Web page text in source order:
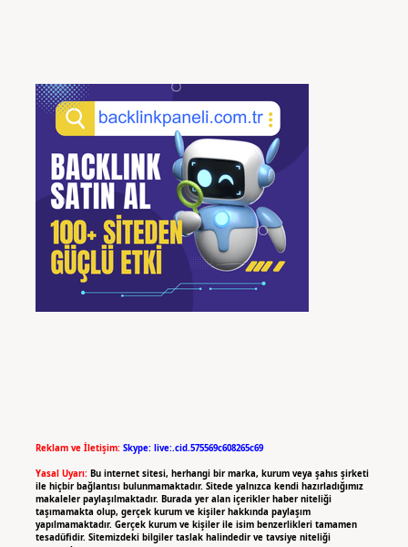
Reklam ve İletişim: Skype: live:.cid.575569c608265c69
Yasal Uyarı: Bu internet sitesi, herhangi bir marka, kurum veya şahıs şirketi
ile hiçbir bağlantısı bulunmamaktadır. Sitede yalnızca kendi hazırladığımız
makaleler paylaşılmaktadır. Burada yer alan içerikler haber niteliği
taşımamakta olup, gerçek kurum ve kişiler hakkında paylaşım
yapılmamaktadır. Gerçek kurum ve kişiler ile isim benzerlikleri tamamen
tesadüfidir. Sitemizdeki bilgiler taslak halindedir ve tavsiye niteliği